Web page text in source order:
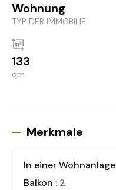
Wohnung
TYP DER IMMOBILIE
133
qm
Merkmale
In einer Wohnanlage
Balkon : 2